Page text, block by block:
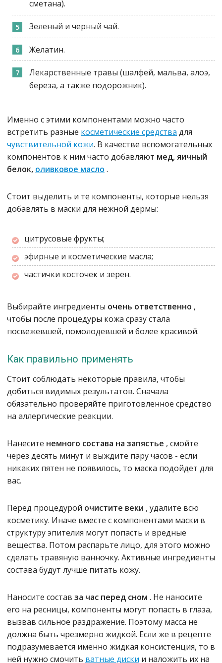
сметана).
Зеленый и черный чай.
Желатин.
Лекарственные травы (шалфей, мальва, алоэ,
береза, а также подорожник).
Именно с этими компонентами можно часто
встретить разные косметические средства для
чувствительной кожи. В качестве вспомогательных
компонентов к ним часто добавляют мед, яичный
белок, оливковое масло .
Стоит выделить и те компоненты, которые нельзя
добавлять в маски для нежной дермы:
цитрусовые фрукты;
эфирные и косметические масла;
частички косточек и зерен.
Выбирайте ингредиенты очень ответственно ,
чтобы после процедуры кожа сразу стала
посвежевшей, помолодевшей и более красивой.
Как правильно применять
Стоит соблюдать некоторые правила, чтобы
добиться видимых результатов. Сначала
обязательно проверяйте приготовленное средство
на аллергические реакции.
Нанесите немного состава на запястье , смойте
через десять минут и выждите пару часов - если
никаких пятен не появилось, то маска подойдет для
вас.
Перед процедурой очистите веки , удалите всю
косметику. Иначе вместе с компонентами маски в
структуру эпителия могут попасть и вредные
вещества. Потом распарьте лицо, для этого можно
сделать травяную ванночку. Активные ингредиенты
состава будут лучше питать кожу.
Наносите состав за час перед сном . Не наносите
его на ресницы, компоненты могут попасть в глаза,
вызвав сильное раздражение. Поэтому масса не
должна быть чрезмерно жидкой. Если же в рецепте
подразумевается именно жидкая консистенция, то в
ней нужно смочить ватные диски и наложить их на